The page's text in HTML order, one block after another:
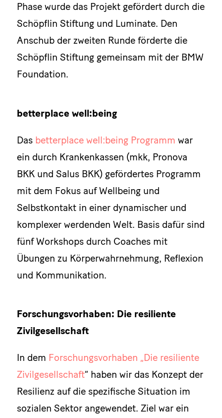
Phase wurde das Projekt gefördert durch die
Schöpflin Stiftung und Luminate. Den
Anschub der zweiten Runde förderte die
Schöpflin Stiftung gemeinsam mit der BMW
Foundation.
betterplace well:being
Das betterplace well:being Programm war
ein durch Krankenkassen (mkk, Pronova
BKK und Salus BKK) gefördertes Programm
mit dem Fokus auf Wellbeing und
Selbstkontakt in einer dynamischer und
komplexer werdenden Welt. Basis dafür sind
fünf Workshops durch Coaches mit
Übungen zu Körperwahrnehmung, Reflexion
und Kommunikation.
Forschungsvorhaben: Die resiliente
Zivilgesellschaft
In dem Forschungsvorhaben „Die resiliente
Zivilgesellschaft“ haben wir das Konzept der
Resilienz auf die spezifische Situation im
sozialen Sektor angewendet. Ziel war ein